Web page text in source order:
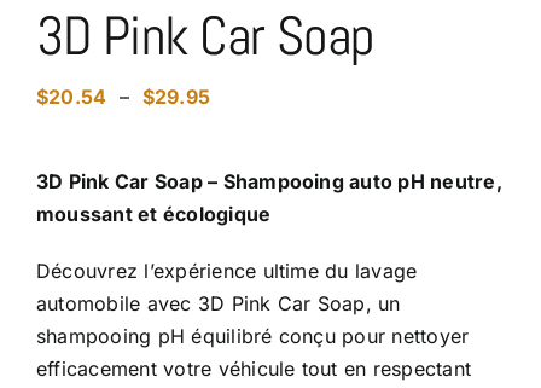
3D Pink Car Soap
$20.54 – $29.95Plage
$20.54
à
$29.95
3D Pink Car Soap – Shampooing auto pH neutre,
moussant et écologique
Découvrez l’expérience ultime du lavage
automobile avec 3D Pink Car Soap, un
shampooing pH équilibré conçu pour nettoyer
efficacement votre véhicule tout en respectant